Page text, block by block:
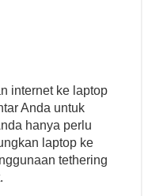
internet ke laptop
Anda untuk
hanya perlu
laptop ke
tethering